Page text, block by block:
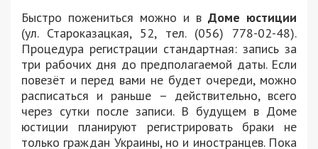
Быстро пожениться можно и в Доме юстиции
(ул. Староказацкая, 52, тел. (056) 778-02-48).
Процедура регистрации стандартная: запись за
три рабочих дня до предполагаемой даты. Если
повезёт и перед вами не будет очереди, можно
расписаться и раньше – действительно, всего
через сутки после записи. В будущем в Доме
юстиции планируют регистрировать браки не
только граждан Украины, но и иностранцев. Пока